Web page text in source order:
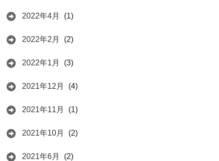
2022年4月 (1)
2022年2月 (2)
2022年1月 (3)
2021年12月 (4)
2021年11月 (1)
2021年10月 (2)
2021年6月 (2)